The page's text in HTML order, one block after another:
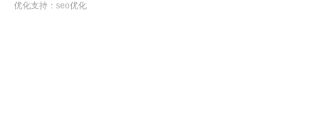
优化支持： seo优化